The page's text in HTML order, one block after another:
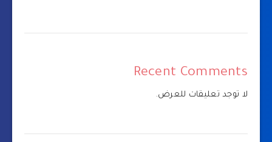
Recent Comments
لا توجد تعليقات للعرض.